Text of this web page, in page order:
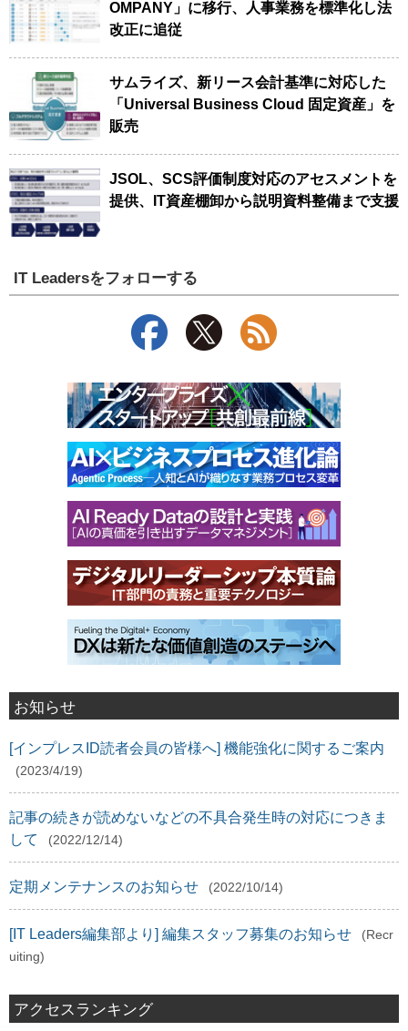
OMPANY」に移行、人事業務を標準化し法
改正に追従
サムライズ、新リース会計基準に対応した
「Universal Business Cloud 固定資産」を
販売
JSOL、SCS評価制度対応のアセスメントを
提供、IT資産棚卸から説明資料整備まで支援
IT Leadersをフォローする
お知らせ
[インプレスID読者会員の皆様へ] 機能強化に関するご案内
(2023/4/19)
記事の続きが読めないなどの不具合発生時の対応につきま
して
(2022/12/14)
定期メンテナンスのお知らせ (2022/10/14)
[IT Leaders編集部より] 編集スタッフ募集のお知らせ
(Recr
uiting)
アクセスランキング